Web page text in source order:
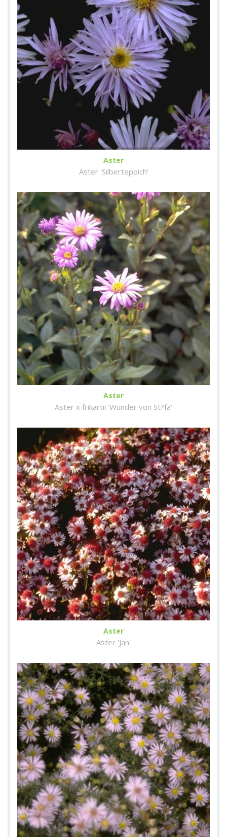
Aster
Aster 'Silberteppich'
Aster
Aster x frikartii 'Wunder von St?fa'
Aster
Aster 'Jan'